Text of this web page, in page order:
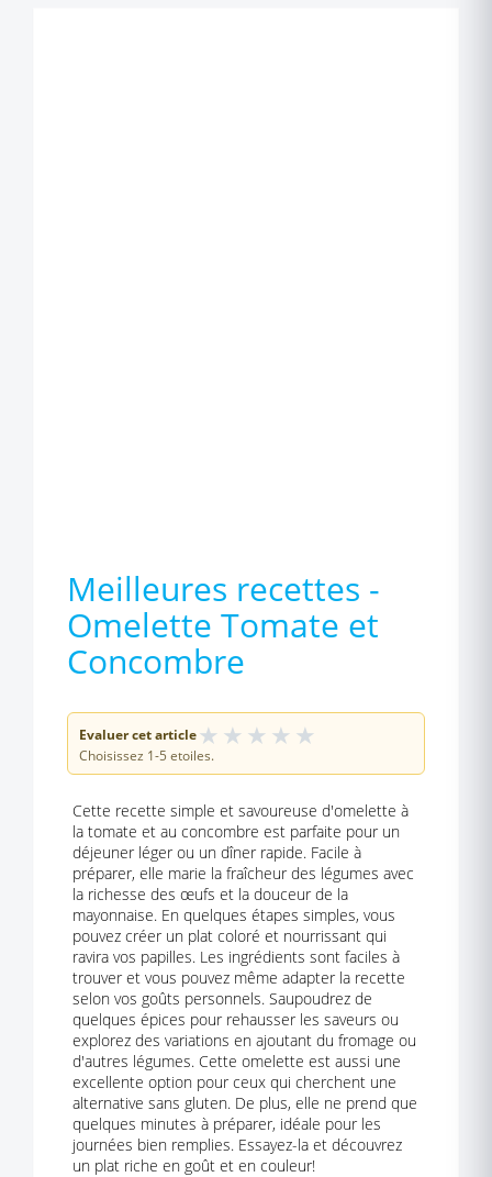
Meilleures recettes -
Omelette Tomate et
Concombre
Evaluer cet article★ ★ ★ ★ ★
Choisissez 1-5 etoiles.
Cette recette simple et savoureuse d'omelette à
la tomate et au concombre est parfaite pour un
déjeuner léger ou un dîner rapide. Facile à
préparer, elle marie la fraîcheur des légumes avec
la richesse des œufs et la douceur de la
mayonnaise. En quelques étapes simples, vous
pouvez créer un plat coloré et nourrissant qui
ravira vos papilles. Les ingrédients sont faciles à
trouver et vous pouvez même adapter la recette
selon vos goûts personnels. Saupoudrez de
quelques épices pour rehausser les saveurs ou
explorez des variations en ajoutant du fromage ou
d'autres légumes. Cette omelette est aussi une
excellente option pour ceux qui cherchent une
alternative sans gluten. De plus, elle ne prend que
quelques minutes à préparer, idéale pour les
journées bien remplies. Essayez-la et découvrez
un plat riche en goût et en couleur!